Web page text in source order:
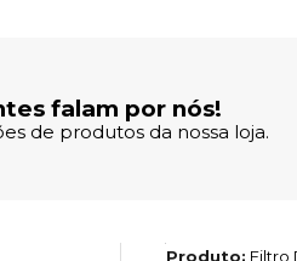
falam por nós!
de produtos da nossa loja.
Produto: Filtro